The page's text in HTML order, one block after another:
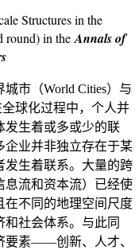
Structures in the
round) in theAnnals of
市（World Cities）与
全球化过程中，个人并
发生着或多或少的联
企业并非独立存在于某
发生着联系。大量的跨
息流和资本流）已经使
在不同的地理空间尺度
和社会体系。与此同
要素——创新、人才、